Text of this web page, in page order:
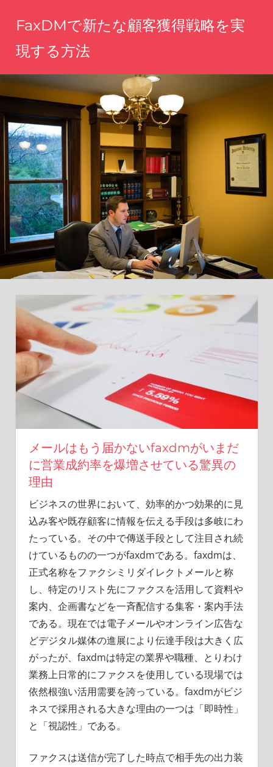
ツ
へ
ス
キ
ッ
プ
FaxDMで新たな顧客獲得戦略を実
現する方法
軽
に
力
を
伝
え、
理
想
の
顧
客
に
届
く
新
し
い
ア
プ
ロ
ー
を。
メールはもう届かないfaxdmがいまだ
に営業成約率を爆増させている驚異の
理由
ビジネスの世界において、効率的かつ効果的に見
込み客や既存顧客に情報を伝える手段は多岐にわ
たっている。 その中で傳送手段として注目され続
けているものの一つがfaxdmである。faxdmは、
正式名称をファクシミリダイレクトメールと称
し、特定のリスト先にファクスを活用して資料や
案内、企画書などを一斉配信する集客・案内手法
である。現在では電子メールやオンライン広告な
どデジタル媒体の進展により伝達手段は大きく広
がったが、faxdmは特定の業界や職種、とりわけ
業務上日常的にファクスを使用している現場では
依然根強い活用需要を誇っている。faxdmがビジ
ネスで採用される大きな理由の一つは「即時性」
と「視認性」である。
ファクスは送信が完了した時点で相手先の出力装